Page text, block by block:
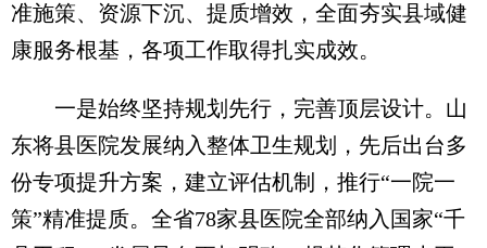
准施策、资源下沉、提质增效，全面夯实县域健
康服务根基，各项工作取得扎实成效。
一是始终坚持规划先行，完善顶层设计。山
东将县医院发展纳入整体卫生规划，先后出台多
份专项提升方案，建立评估机制，推行“一院一
策”精准提质。全省78家县医院全部纳入国家“千